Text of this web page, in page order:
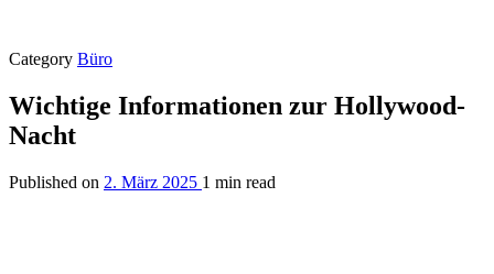
Category Büro
Wichtige Informationen zur Hollywood-
Nacht
Published on 2. März 2025 1 min read